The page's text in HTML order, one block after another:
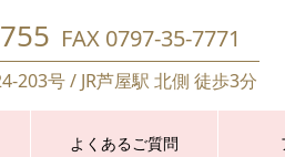
FAX 0797-35-7771
203号 / JR芦屋駅 北側 徒歩3分
よくあるご質問